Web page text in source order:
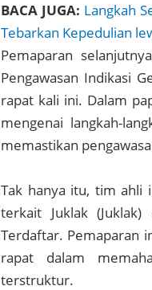
BACA JUGA: Langkah
Tebarkan Kepedulian
Pemaparan
Pengawasan Indikasi
rapat kali ini. Dalam
mengenai langkah-
memastikan
Tak hanya itu, tim ahli
terkait Juklak (Juklak)
Terdaftar. Pemaparan
rapat dalam
terstruktur.